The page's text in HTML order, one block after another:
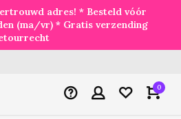
adres! * Besteld vóór
(ma/vr) * Gratis verzending
0